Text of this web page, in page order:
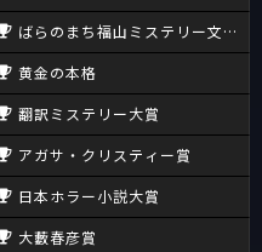
ばらのまち福山ミステリー文学新
黄金の本格
翻訳ミステリー大賞
アガサ・クリスティー賞
日本ホラー小説大賞
大藪春彦賞